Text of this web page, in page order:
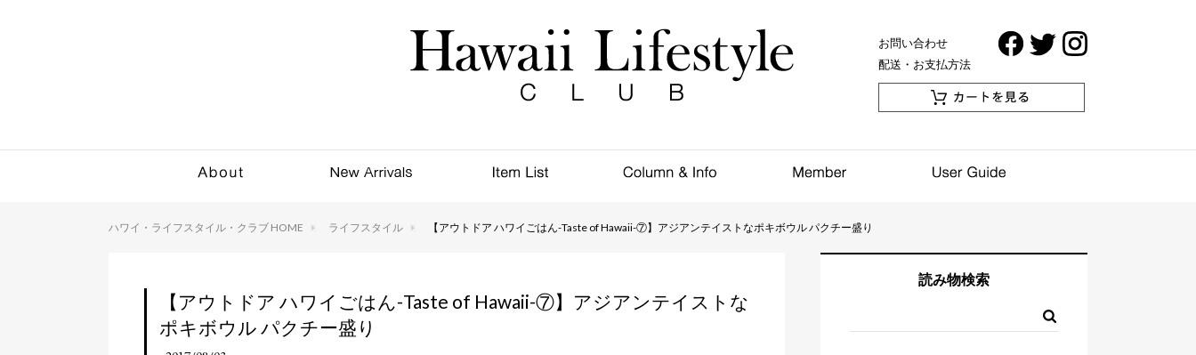
お問い合わせ
配送・お支払方法
ハワイ・ライフスタイル・クラブ HOME ライフスタイル 【アウトドア ハワイごはん-Taste of Hawaii-⑦】アジアンテイストなポキボウル パクチー盛り
【アウトドア ハワイごはん-Taste of Hawaii-⑦】アジアンテイストな
ポキボウル パクチー盛り
読み物検索